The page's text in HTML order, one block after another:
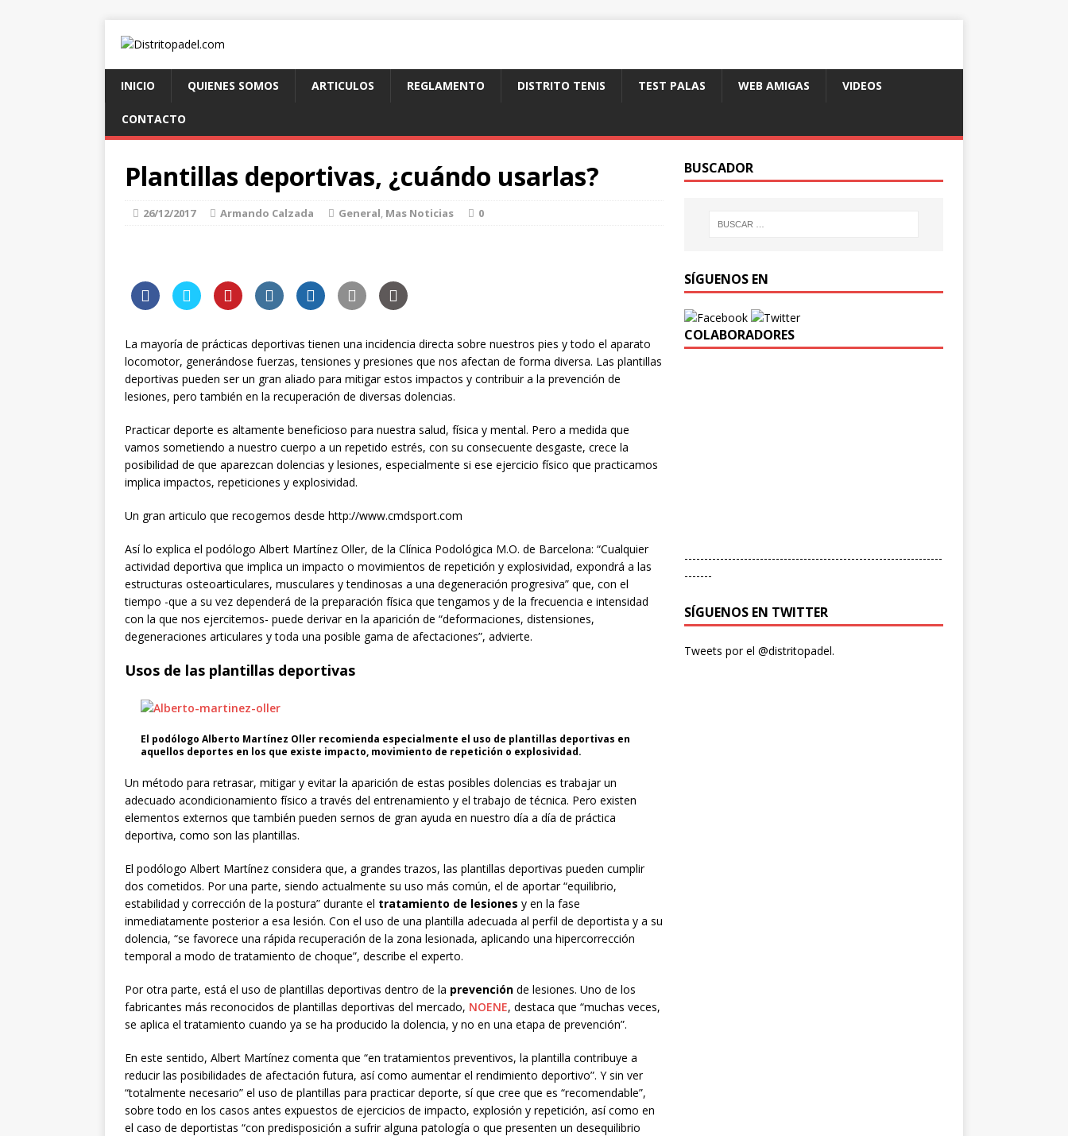
INICIO QUIENES SOMOS ARTICULOS REGLAMENTO DISTRITO TENIS TEST PALAS WEB AMIGAS VIDEOS
CONTACTO
Plantillas deportivas, ¿cuándo usarlas?
26/12/2017 Armando Calzada General, Mas Noticias 0
La mayoría de prácticas deportivas tienen una incidencia directa sobre nuestros pies y todo el aparato
locomotor, generándose fuerzas, tensiones y presiones que nos afectan de forma diversa. Las plantillas
deportivas pueden ser un gran aliado para mitigar estos impactos y contribuir a la prevención de
lesiones, pero también en la recuperación de diversas dolencias.
Practicar deporte es altamente beneficioso para nuestra salud, física y mental. Pero a medida que
vamos sometiendo a nuestro cuerpo a un repetido estrés, con su consecuente desgaste, crece la
posibilidad de que aparezcan dolencias y lesiones, especialmente si ese ejercicio físico que practicamos
implica impactos, repeticiones y explosividad.
Un gran articulo que recogemos desde http://www.cmdsport.com
Así lo explica el podólogo Albert Martínez Oller, de la Clínica Podológica M.O. de Barcelona: “Cualquier
actividad deportiva que implica un impacto o movimientos de repetición y explosividad, expondrá a las
estructuras osteoarticulares, musculares y tendinosas a una degeneración progresiva” que, con el
tiempo -que a su vez dependerá de la preparación física que tengamos y de la frecuencia e intensidad
con la que nos ejercitemos- puede derivar en la aparición de “deformaciones, distensiones,
degeneraciones articulares y toda una posible gama de afectaciones”, advierte.
Usos de las plantillas deportivas
El podólogo Alberto Martínez Oller recomienda especialmente el uso de plantillas deportivas en
aquellos deportes en los que existe impacto, movimiento de repetición o explosividad.
Un método para retrasar, mitigar y evitar la aparición de estas posibles dolencias es trabajar un
adecuado acondicionamiento físico a través del entrenamiento y el trabajo de técnica. Pero existen
elementos externos que también pueden sernos de gran ayuda en nuestro día a día de práctica
deportiva, como son las plantillas.
El podólogo Albert Martínez considera que, a grandes trazos, las plantillas deportivas pueden cumplir
dos cometidos. Por una parte, siendo actualmente su uso más común, el de aportar “equilibrio,
estabilidad y corrección de la postura” durante el tratamiento de lesiones y en la fase
inmediatamente posterior a esa lesión. Con el uso de una plantilla adecuada al perfil de deportista y a su
dolencia, “se favorece una rápida recuperación de la zona lesionada, aplicando una hipercorrección
temporal a modo de tratamiento de choque”, describe el experto.
Por otra parte, está el uso de plantillas deportivas dentro de la prevención de lesiones. Uno de los
fabricantes más reconocidos de plantillas deportivas del mercado, NOENE, destaca que “muchas veces,
se aplica el tratamiento cuando ya se ha producido la dolencia, y no en una etapa de prevención”.
En este sentido, Albert Martínez comenta que “en tratamientos preventivos, la plantilla contribuye a
reducir las posibilidades de afectación futura, así como aumentar el rendimiento deportivo”. Y sin ver
“totalmente necesario” el uso de plantillas para practicar deporte, sí que cree que es “recomendable”,
sobre todo en los casos antes expuestos de ejercicios de impacto, explosión y repetición, así como en
el caso de deportistas “con predisposición a sufrir alguna patología o que presenten un desequilibrio
BUSCADOR
SÍGUENOS EN
COLABORADORES
-----------------------------------------------------------------
-------
SÍGUENOS EN TWITTER
Tweets por el @distritopadel.